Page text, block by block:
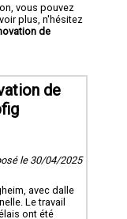
vous pouvez
plus, n'hésitez
de
de
le 30/04/2025
avec dalle
Le travail
ont été